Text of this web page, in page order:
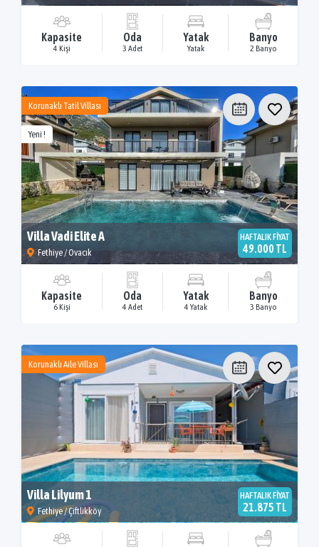
Kapasite
4 Kişi
Oda
3 Adet
Yatak
Yatak
Banyo
2 Banyo
Korunaklı Tatil Villası
Yeni !
Villa Vadi Elite A
Fethiye / Ovacık
HAFTALIK FİYAT
49.000 TL
Kapasite
6 Kişi
Oda
4 Adet
Yatak
4 Yatak
Banyo
3 Banyo
Korunaklı Aile Villası
Villa Lilyum 1
Fethiye / Çiftlikköy
HAFTALIK FİYAT
21.875 TL